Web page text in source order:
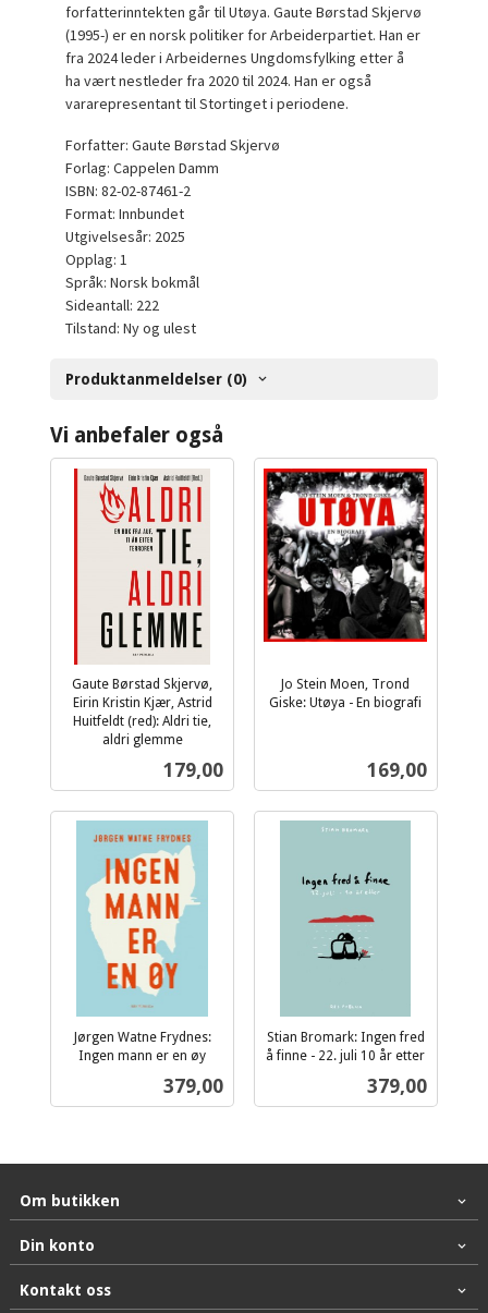
forfatterinntekten går til Utøya. Gaute Børstad Skjervø
(1995-) er en norsk politiker for Arbeiderpartiet. Han er
fra 2024 leder i Arbeidernes Ungdomsfylking etter å
ha vært nestleder fra 2020 til 2024. Han er også
vararepresentant til Stortinget i periodene.
Forfatter: Gaute Børstad Skjervø
Forlag: Cappelen Damm
ISBN: 82-02-87461-2
Format: Innbundet
Utgivelsesår: 2025
Opplag: 1
Språk: Norsk bokmål
Sideantall: 222
Tilstand: Ny og ulest
Produktanmeldelser (0)
Vi anbefaler også
Gaute Børstad Skjervø,
Eirin Kristin Kjær, Astrid
Huitfeldt (red): Aldri tie,
aldri glemme
Pris
179,00
Jo Stein Moen, Trond
Giske: Utøya - En biografi
Pris
169,00
Jørgen Watne Frydnes:
Ingen mann er en øy
Pris
379,00
Stian Bromark: Ingen fred
å finne - 22. juli 10 år etter
Pris
379,00
Om butikken
Din konto
Kontakt oss